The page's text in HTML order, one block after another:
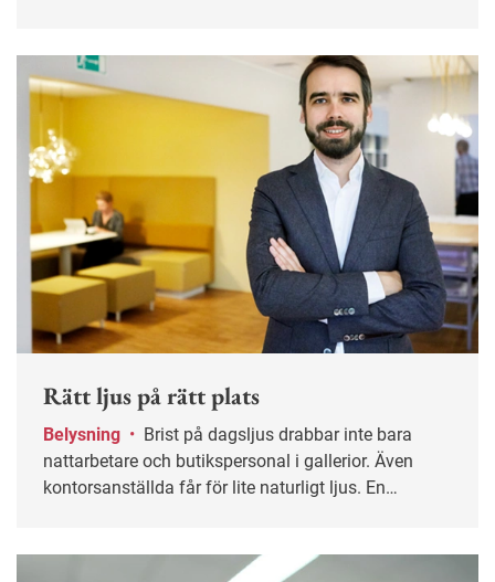
Rätt ljus på rätt plats
Belysning •
nattarbetare och butikspersonal i gallerior. Även
kontorsanställda får för lite naturligt ljus. En
lysrör överallt är den bästa lösningen.